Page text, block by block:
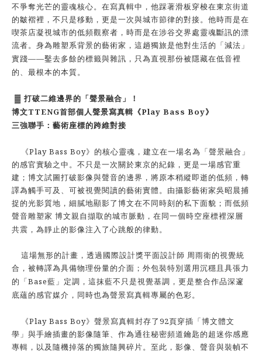
不爭奪光芒的靈魂核心。在寫真輯中，他踩著滑板穿梭在東京街道
的皺褶裡，不只是移動，更是一次與城市節律的對接。他時而是在
喫茶店凝視城市的低頻觀察者，時而是在涉谷交界處靈魂斷訊的漂
流者。身為雕塑系背景的藝術家，這趟獨旅是他對生活的「減法」
實踐——鑿去多餘的標籤與雜訊，只為直視那份被隱藏在低音裡
的、最根本的本質。
▓ 打破二維邊界的「聲景融合」！
博文TTENG首部個人聲景寫真輯《Play Bass Boy》
三強聯手：藝術座標的跨維對接
《Play Bass Boy》的核心靈魂，建立在一場名為「聲景融合」
的感官實驗之中。不只是一次關於東京的紀錄，更是一場感官重
建；博文試圖打破影像與聲音的邊界，將原本稍縱即逝的低頻，轉
譯為觸手可及、可被視覺閱讀的藝術實體。由攝影藝術家吳昭晨捕
捉的光影質地，細膩地顯影了博文在不同時刻的私下面貌；而低頻
聲音雕塑家 博文親自擷取的城市脈動，在同一個時空座標裡深層
共震，為靜止的影像注入了心跳般的律動。
這場無形的計畫，透過國際設計獎平面設計師 周雨衛的視覺統
合，被轉譯為具備物理份量的介面；外包裝特別選用沉穩且具張力
的「 Base藍」定調，這抹藍不只是視覺基調，更是整合作品深邃
底蘊的感官媒介，同時也為聲景寫真輯專屬的色彩。
《Play Bass Boy》聲景寫真輯封存了 92頁穿插「博文體文
學」與手繪插畫的影像隨筆、作為通往秘密頻道鑰匙的超迷你感應
專輯，以及隨機掉落的獨旅隨興碎片。至此，影像、聲音與裝幀不